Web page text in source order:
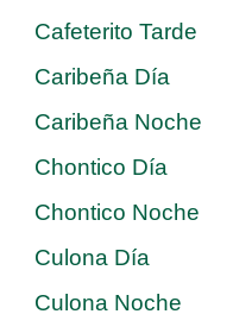
Cafeterito Tarde
Caribeña Día
Caribeña Noche
Chontico Día
Chontico Noche
Culona Día
Culona Noche